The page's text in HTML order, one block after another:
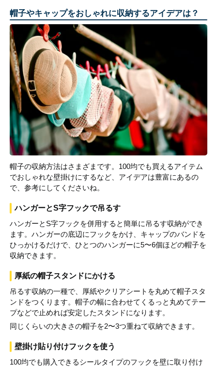
帽子やキャップをおしゃれに収納するアイデアは？
帽子の収納方法はさまざまです。100均でも買えるアイテム
でおしゃれな壁掛けにするなど、アイデアは豊富にあるの
で、参考にしてくださいね。
ハンガーとS字フックで吊るす
ハンガーとS字フックを併用すると簡単に吊るす収納ができ
ます。ハンガーの底辺にフックをかけ、キャップのバンドを
ひっかけるだけで、ひとつのハンガーに5〜6個ほどの帽子を
収納できます。
厚紙の帽子スタンドにかける
吊るす収納の一種で、厚紙やクリアシートを丸めて帽子スタ
ンドをつくります。帽子の幅に合わせてくるっと丸めてテー
プなどで止めれば安定したスタンドになります。
同じくらいの大きさの帽子を2〜3つ重ねて収納できます。
壁掛け貼り付けフックを使う
100均でも購入できるシールタイプのフックを壁に取り付け